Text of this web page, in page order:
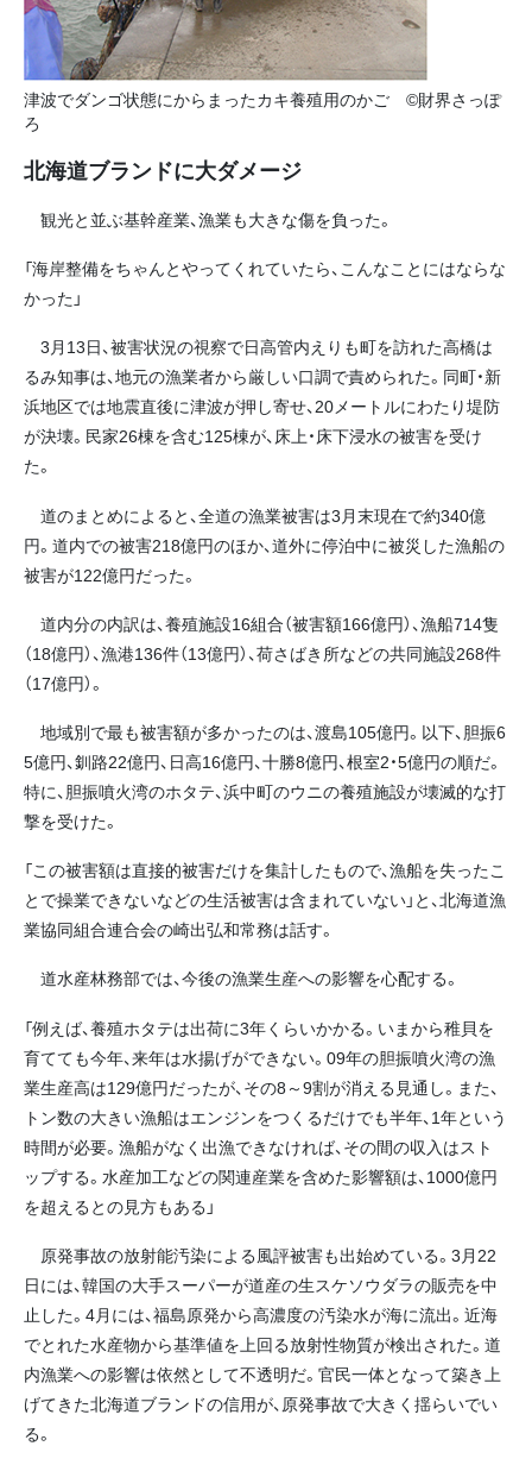
津波でダンゴ状態にからまったカキ養殖用のかご ©財界さっぽ
ろ
北海道ブランドに大ダメージ
観光と並ぶ基幹産業、漁業も大きな傷を負った。
「海岸整備をちゃんとやってくれていたら、こんなことにはならな
かった」
3月13日、被害状況の視察で日高管内えりも町を訪れた高橋は
るみ知事は、地元の漁業者から厳しい口調で責められた。同町・新
浜地区では地震直後に津波が押し寄せ、20メートルにわたり堤防
が決壊。民家26棟を含む125棟が、床上・床下浸水の被害を受け
た。
道のまとめによると、全道の漁業被害は3月末現在で約340億
円。道内での被害218億円のほか、道外に停泊中に被災した漁船の
被害が122億円だった。
道内分の内訳は、養殖施設16組合（被害額166億円）、漁船714隻
（18億円）、漁港136件（13億円）、荷さばき所などの共同施設268件
（17億円）。
地域別で最も被害額が多かったのは、渡島105億円。以下、胆振6
5億円、釧路22億円、日高16億円、十勝8億円、根室2・5億円の順だ。
特に、胆振噴火湾のホタテ、浜中町のウニの養殖施設が壊滅的な打
撃を受けた。
「この被害額は直接的被害だけを集計したもので、漁船を失ったこ
とで操業できないなどの生活被害は含まれていない」と、北海道漁
業協同組合連合会の崎出弘和常務は話す。
道水産林務部では、今後の漁業生産への影響を心配する。
「例えば、養殖ホタテは出荷に3年くらいかかる。いまから稚貝を
育てても今年、来年は水揚げができない。09年の胆振噴火湾の漁
業生産高は129億円だったが、その8～9割が消える見通し。また、
トン数の大きい漁船はエンジンをつくるだけでも半年、1年という
時間が必要。漁船がなく出漁できなければ、その間の収入はスト
ップする。水産加工などの関連産業を含めた影響額は、1000億円
を超えるとの見方もある」
原発事故の放射能汚染による風評被害も出始めている。3月22
日には、韓国の大手スーパーが道産の生スケソウダラの販売を中
止した。4月には、福島原発から高濃度の汚染水が海に流出。近海
でとれた水産物から基準値を上回る放射性物質が検出された。道
内漁業への影響は依然として不透明だ。官民一体となって築き上
げてきた北海道ブランドの信用が、原発事故で大きく揺らいでい
る。